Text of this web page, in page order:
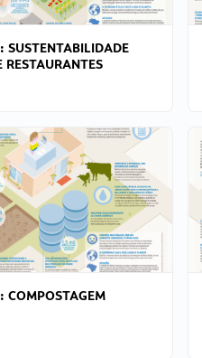
SUSTENTABILIDADE
RESTAURANTES
COMPOSTAGEM